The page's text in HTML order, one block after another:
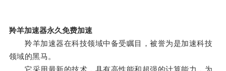
羚羊加速器永久免费加速
羚羊加速器在科技领域中备受瞩目，被誉为是加速科技
领域的黑马。